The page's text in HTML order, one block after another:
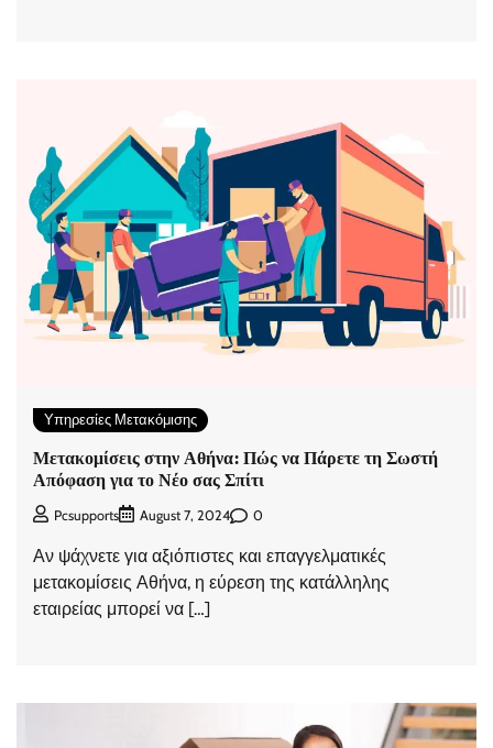
Υπηρεσίες Μετακόμισης
Μετακομίσεις στην Αθήνα: Πώς να Πάρετε τη Σωστή
Απόφαση για το Νέο σας Σπίτι
Pcsupports August 7, 2024 0
Αν ψάχνετε για αξιόπιστες και επαγγελματικές
μετακομίσεις Αθήνα, η εύρεση της κατάλληλης
εταιρείας μπορεί να […]